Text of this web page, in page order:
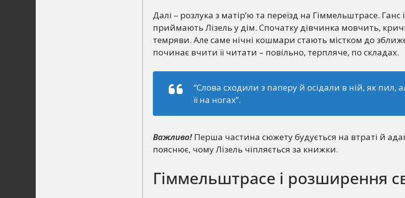
Далі – розлука з матір’ю та переїзд на Гіммельштрасе. Ганс
приймають Лізель у дім. Спочатку дівчинка мовчить,
темряви. Але саме нічні кошмари стають містком до
починає вчити її читати – повільно, терпляче, по складах.
“Слова сходили з паперу й осідали в ній, як пил,
її на ногах”.
Важливо! Перша частина сюжету будується на втраті й
пояснює, чому Лізель чіпляється за книжки.
Гіммельштрасе і розширення